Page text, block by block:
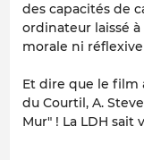
des capacités de
ordinateur laissé
morale ni
Et dire que le film
du Courtil, A.
Mur" ! La LDH